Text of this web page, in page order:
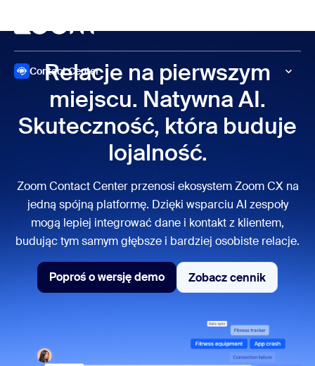
Contact Center
Relacje na pierwszym
miejscu. Natywna AI.
Skuteczność, która buduje
lojalność.
Zoom Contact Center przenosi ekosystem Zoom CX na
jedną spójną platformę. Dzięki wsparciu AI zespoły
mogą lepiej integrować dane i kontakt z klientem,
budując tym samym głębsze i bardziej osobiste relacje.
Poproś o wersję demo
Poproś o wersję demo
Zobacz cennik
Zobacz cennik